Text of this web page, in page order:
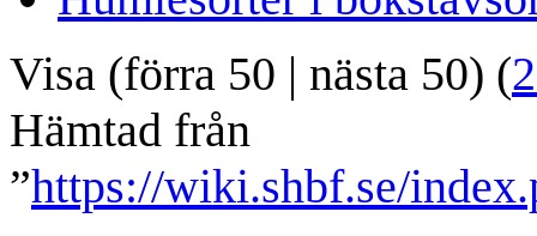
Visa (förra 50 | nästa 50) (
Hämtad från
”https://wiki.shbf.se/